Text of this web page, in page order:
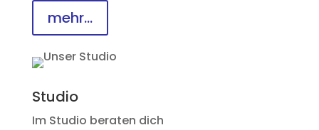
mehr...
Studio
Im Studio beraten dich